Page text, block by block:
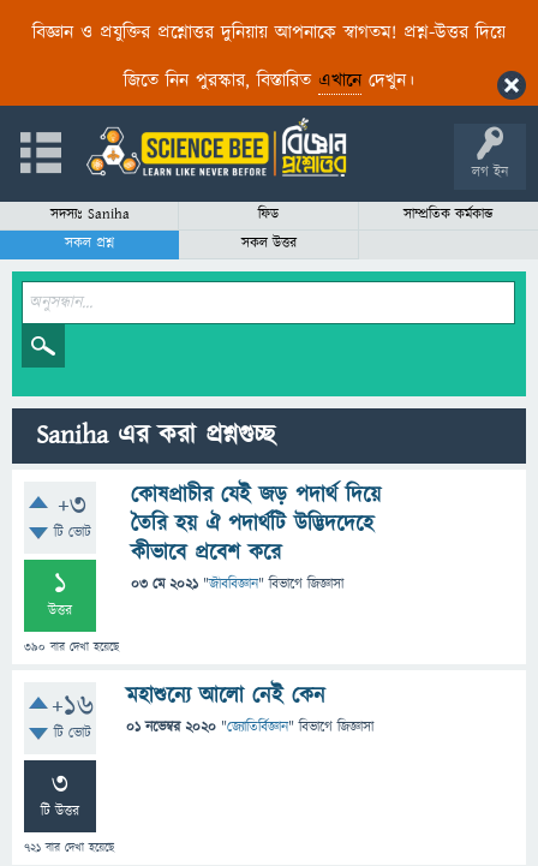
বিজ্ঞান ও প্রযুক্তির প্রশ্নোত্তর দুনিয়ায় আপনাকে স্বাগতম! প্রশ্ন-উত্তর দিয়ে
জিতে নিন পুরস্কার, বিস্তারিত এখানেদেখুন।
লগ ইন
সদস্যঃ Saniha ফিড
সাম্প্রতিক কর্মকান্ড
সকল প্রশ্ন
সকল উত্তর
Saniha এর করা প্রশ্নগুচ্ছ
+3
টি ভোট
1
উত্তর
390 বার দেখা হয়েছে
কোষপ্রাচীর যেই জড় পদার্থ দিয়ে
তৈরি হয় ঐ পদার্থটি উদ্ভিদদেহে
কীভাবে প্রবেশ করে
03 মে 2021 "জীববিজ্ঞান" বিভাগে জিজ্ঞাসা
+16
টি ভোট
3
টি উত্তর
721 বার দেখা হয়েছে
মহাশুন্যে আলো নেই কেন
01 নভেম্বর 2020 "জ্যোতির্বিজ্ঞান" বিভাগে জিজ্ঞাসা